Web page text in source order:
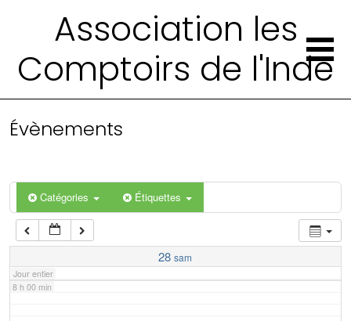
Association les
Comptoirs de l'Inde
Évènements
Catégories Étiquettes
28 sam
Jour entier
4 h 00 min
6 h 00 min
7 h 00 min
8 h 00 min